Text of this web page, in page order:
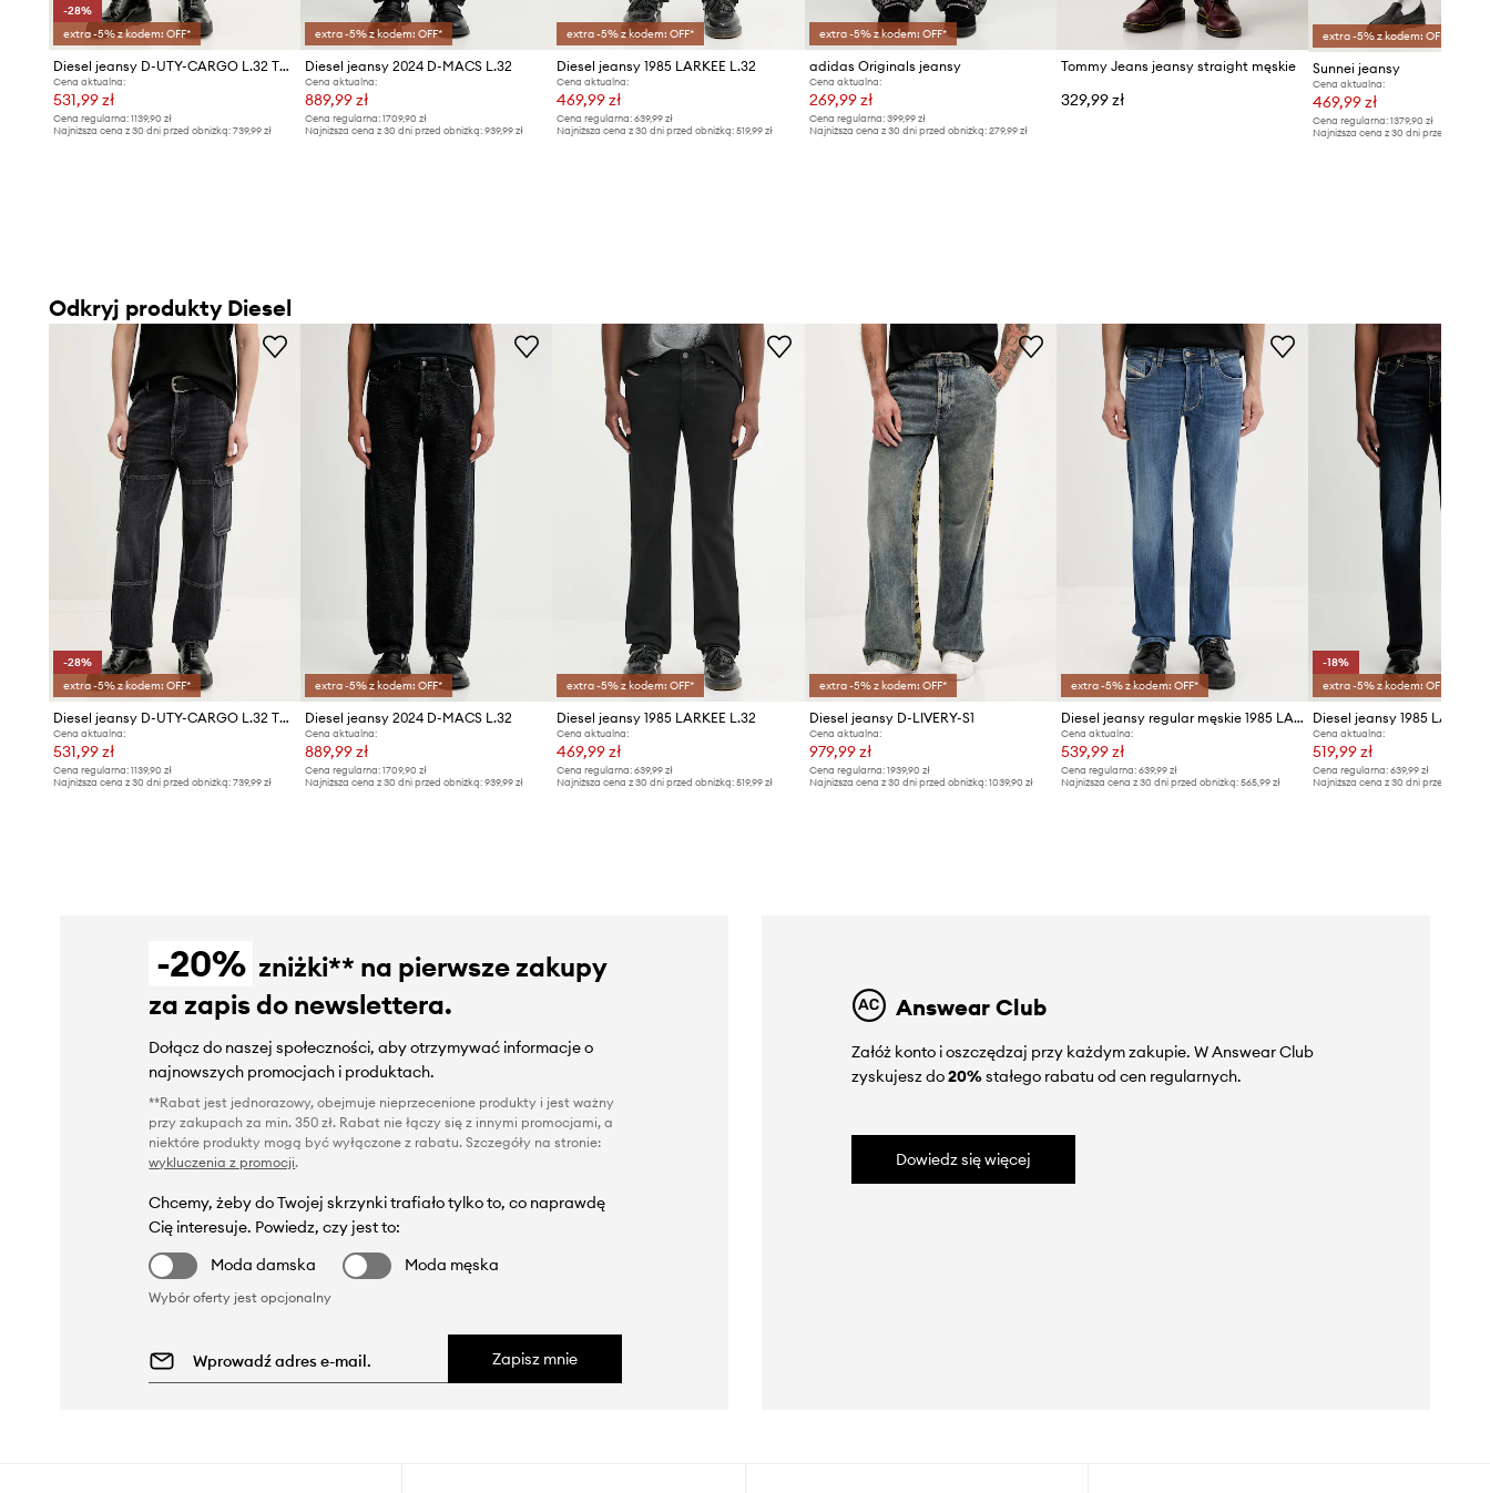
-28%
extra -5% z kodem: OFF*
Diesel jeansy D-UTY-CARGO L.32 TROUSERS
Cena aktualna:
531,99 zł
Cena regularna: 1139,90 zł
Najniższa cena z 30 dni przed obniżką: 739,99 zł
extra -5% z kodem: OFF*
Diesel jeansy 2024 D-MACS L.32
Cena aktualna:
889,99 zł
Cena regularna:1709,90 zł
Najniższa cena z 30 dni przed obniżką:939,99 zł
extra -5% z kodem: OFF*
Diesel jeansy 1985 LARKEE L.32
Cena aktualna:
469,99 zł
Cena regularna: 639,99 zł
Najniższa cena z 30 dni przed obniżką: 519,99 zł
extra -5% z kodem: OFF*
adidas Originals jeansy
Cena aktualna:
269,99 zł
Cena regularna: 399,99 zł
Najniższa cena z 30 dni przed obniżką: 279,99 zł
Tommy Jeans jeansy straight męskie
329,99 zł
extra -5% z kodem: OFF*
Sunnei jeansy
Cena aktualna:
469,99 zł
Cena regularna: 1379,90 zł
Najniższa cena z 30 dni przed obniżką:
Odkryj produkty Diesel
-28%
extra -5% z kodem: OFF*
Diesel jeansy D-UTY-CARGO L.32 TROUSERS
Cena aktualna:
531,99 zł
Cena regularna: 1139,90 zł
Najniższa cena z 30 dni przed obniżką: 739,99 zł
extra -5% z kodem: OFF*
Diesel jeansy 2024 D-MACS L.32
Cena aktualna:
889,99 zł
Cena regularna:1709,90 zł
Najniższa cena z 30 dni przed obniżką:939,99 zł
extra -5% z kodem: OFF*
Diesel jeansy 1985 LARKEE L.32
Cena aktualna:
469,99 zł
Cena regularna: 639,99 zł
Najniższa cena z 30 dni przed obniżką: 519,99 zł
extra -5% z kodem: OFF*
Diesel jeansy D-LIVERY-S1
Cena aktualna:
979,99 zł
Cena regularna: 1939,90 zł
Najniższa cena z 30 dni przed obniżką: 1039,90 zł
extra -5% z kodem: OFF*
Diesel jeansy regular męskie 1985 LARKEEL L.32
Cena aktualna:
539,99 zł
Cena regularna:639,99 zł
Najniższa cena z 30 dni przed obniżką:565,99 zł
-18%
extra -5% z kodem: OFF*
Diesel jeansy 1985
Cena aktualna:
519,99 zł
Cena regularna: 639,99 zł
Najniższa cena z 30 dni przed obniżką:
-20% zniżki** na pierwsze zakupy
za zapis do newslettera.
Dołącz do naszej społeczności, aby otrzymywać informacje o
najnowszych promocjach i produktach.
**Rabat jest jednorazowy, obejmuje nieprzecenione produkty i jest ważny
przy zakupach za min. 350 zł. Rabat nie łączy się z innymi promocjami, a
niektóre produkty mogą być wyłączone z rabatu. Szczegóły na stronie:
wykluczenia z promocji.
Chcemy, żeby do Twojej skrzynki trafiało tylko to, co naprawdę
Cię interesuje. Powiedz, czy jest to:
Moda damska
Moda męska
Wybór oferty jest opcjonalny
Zapisz mnie
Answear Club
Załóż konto i oszczędzaj przy każdym zakupie. W Answear Club
zyskujesz do20%stałego rabatu od cen regularnych.
Dowiedz się więcej